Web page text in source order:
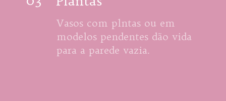
Vasos com plntas ou em
modelos pendentes dão vida
para a parede vazia.